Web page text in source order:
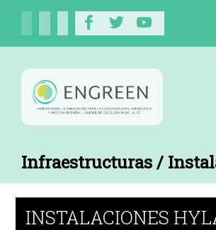
Infraestructuras /
INSTALACIONES